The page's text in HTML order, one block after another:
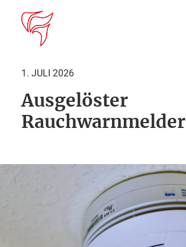
Startseite
DEIN EINSATZ
Suche
1. JULI 2026
Ausgelöster
Rauchwarnmelder